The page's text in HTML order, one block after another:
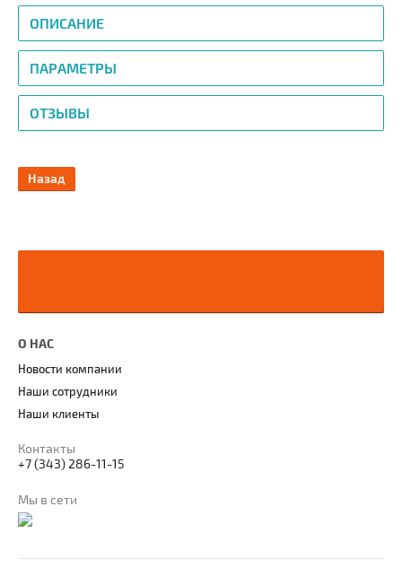
ОПИСАНИЕ
ПАРАМЕТРЫ
ОТЗЫВЫ
Назад
О НАС
Новости компании
Наши сотрудники
Наши клиенты
Контакты
+7 (343) 286-11-15
Мы в сети